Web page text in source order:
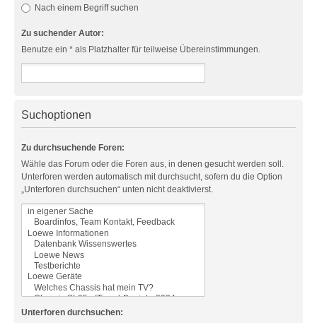
Nach einem Begriff suchen
Zu suchender Autor:
Benutze ein * als Platzhalter für teilweise Übereinstimmungen.
Suchoptionen
Zu durchsuchende Foren:
Wähle das Forum oder die Foren aus, in denen gesucht werden soll.
Unterforen werden automatisch mit durchsucht, sofern du die Option
„Unterforen durchsuchen“ unten nicht deaktivierst.
Unterforen durchsuchen: